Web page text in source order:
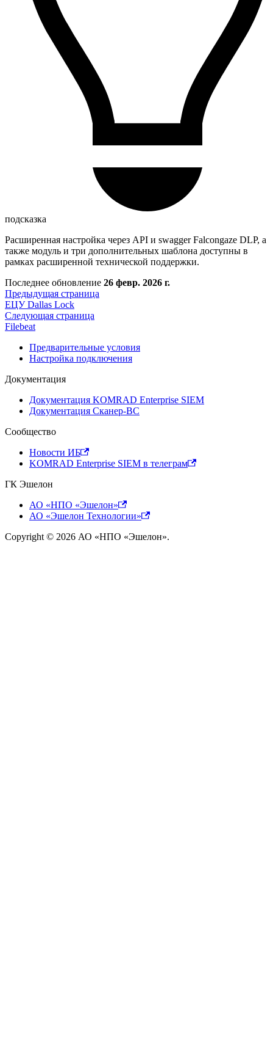
подсказка
Расширенная настройка через API и swagger Falcongaze DLP, а
также модуль и три дополнительных шаблона доступны в
рамках расширенной технической поддержки.
Последнее обновление 26 февр. 2026 г.
Предыдущая страница
ЕЦУ Dallas Lock
Следующая страница
Filebeat
Предварительные условия
Настройка подключения
Документация
Документация KOMRAD Enterprise SIEM
Документация Сканер-ВС
Сообщество
Новости ИБ
KOMRAD Enterprise SIEM в телеграм
ГК Эшелон
АО «НПО «Эшелон»
АО «Эшелон Технологии»
Copyright © 2026 АО «НПО «Эшелон».